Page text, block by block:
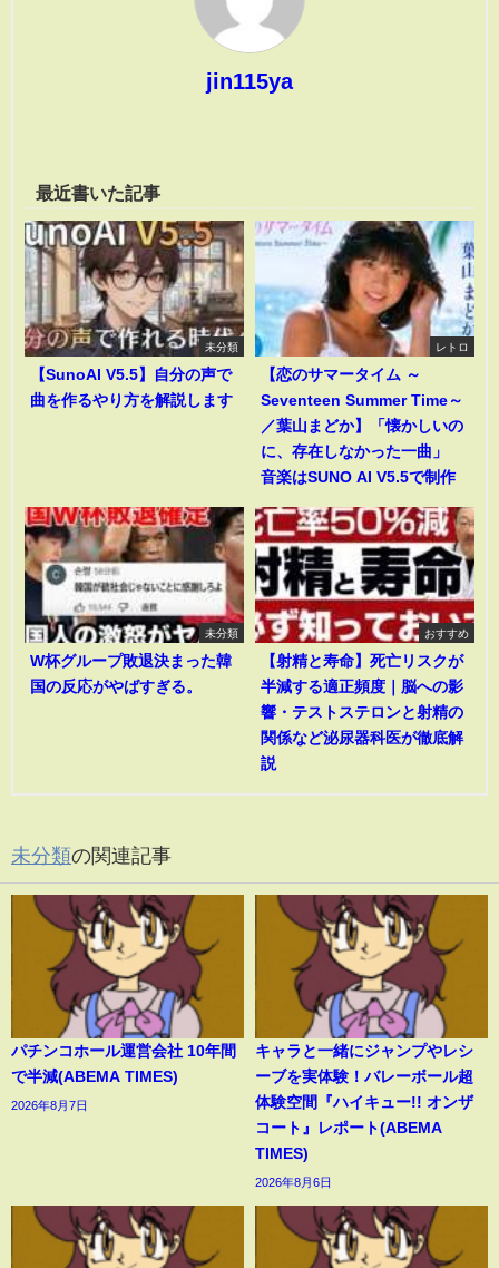
jin115ya
最近書いた記事
未分類
【SunoAI V5.5】自分の声で
曲を作るやり方を解説します
レトロ
【恋のサマータイム ～
Seventeen Summer Time～
／葉山まどか】「懐かしいの
に、存在しなかった一曲」
音楽はSUNO AI V5.5で制作
未分類
W杯グループ敗退決まった韓
国の反応がやばすぎる。
おすすめ
【射精と寿命】死亡リスクが
半減する適正頻度｜脳への影
響・テストステロンと射精の
関係など泌尿器科医が徹底解
説
未分類の関連記事
パチンコホール運営会社 10年間
で半減(ABEMA TIMES)
2026年8月7日
キャラと一緒にジャンプやレシ
ーブを実体験！バレーボール超
体験空間『ハイキュー!! オンザ
コート』レポート(ABEMA
TIMES)
2026年8月6日